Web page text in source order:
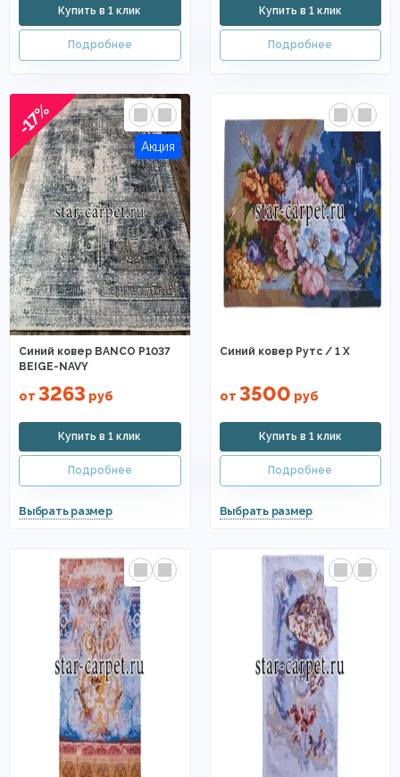
-17%
Синий ковер BANCO P1037
BEIGE-NAVY
от 3263 руб
Синий ковер Рутс / 1 X
от 3500 руб